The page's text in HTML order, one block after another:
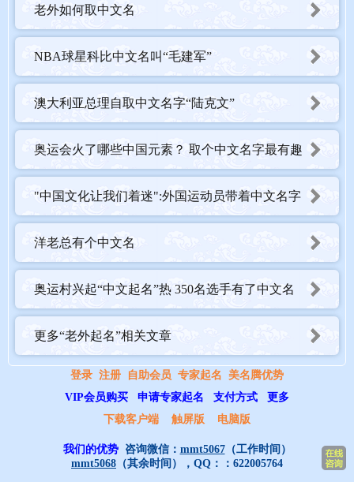
老外如何取中文名
NBA球星科比中文名叫“毛建军”
澳大利亚总理自取中文名字“陆克文”
奥运会火了哪些中国元素？ 取个中文名字最有趣
"中国文化让我们着迷":外国运动员带着中文名字
回国
洋老总有个中文名
奥运村兴起“中文起名”热 350名选手有了中文名
更多“老外起名”相关文章
登录 注册 自助会员 专家起名 美名腾优势
VIP会员购买
申请专家起名 支付方式
更多
下载客户端
触屏版 电脑版
我们的优势 咨询微信： mmt5067（工作时间）
mmt5068 （其余时间），QQ：： 622005764